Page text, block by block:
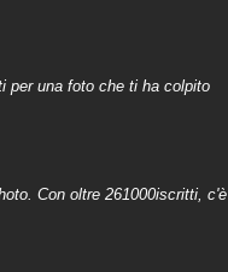
per una foto che ti ha colpito
Con oltre 261000iscritti, c'è